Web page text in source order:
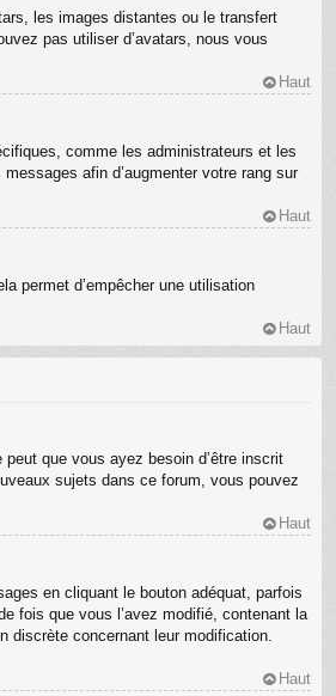
les images distantes ou le transfert
pas utiliser d’avatars, nous vous
Haut
comme les administrateurs et les
afin d’augmenter votre rang sur
Haut
permet d’empêcher une utilisation
Haut
que vous ayez besoin d’être inscrit
sujets dans ce forum, vous pouvez
Haut
en cliquant le bouton adéquat, parfois
fois que vous l’avez modifié, contenant la
discrète concernant leur modification.
Haut